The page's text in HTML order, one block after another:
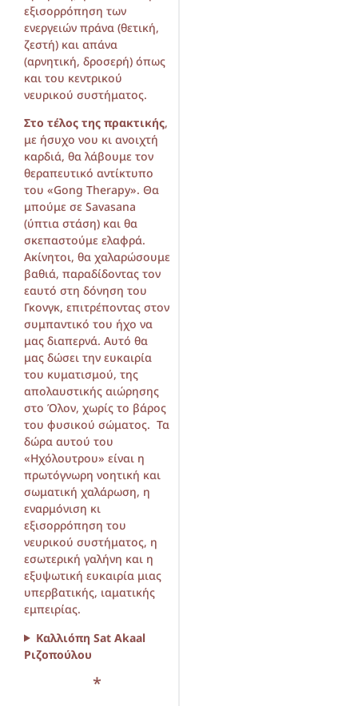
εξισορρόπηση των
ενεργειών πράνα (θετική,
ζεστή) και απάνα
(αρνητική, δροσερή) όπως
και του κεντρικού
νευρικού συστήματος.
Στο τέλος της πρακτικής,
με ήσυχο νου κι ανοιχτή
καρδιά, θα λάβουμε τον
θεραπευτικό αντίκτυπο
του «Gong Therapy». Θα
μπούμε σε Savasana
(ύπτια στάση) και θα
σκεπαστούμε ελαφρά.
Ακίνητοι, θα χαλαρώσουμε
βαθιά, παραδίδοντας τον
εαυτό στη δόνηση του
Γκονγκ, επιτρέποντας στον
συμπαντικό του ήχο να
μας διαπερνά. Αυτό θα
μας δώσει την ευκαιρία
του κυματισμού, της
απολαυστικής αιώρησης
στο Όλον, χωρίς το βάρος
του φυσικού σώματος. Τα
δώρα αυτού του
«Ηχόλουτρου» είναι η
πρωτόγνωρη νοητική και
σωματική χαλάρωση, η
εναρμόνιση κι
εξισορρόπηση του
νευρικού συστήματος, η
εσωτερική γαλήνη και η
εξυψωτική ευκαιρία μιας
υπερβατικής, ιαματικής
εμπειρίας.
Καλλιόπη Sat Akaal
Ριζοπούλου
*